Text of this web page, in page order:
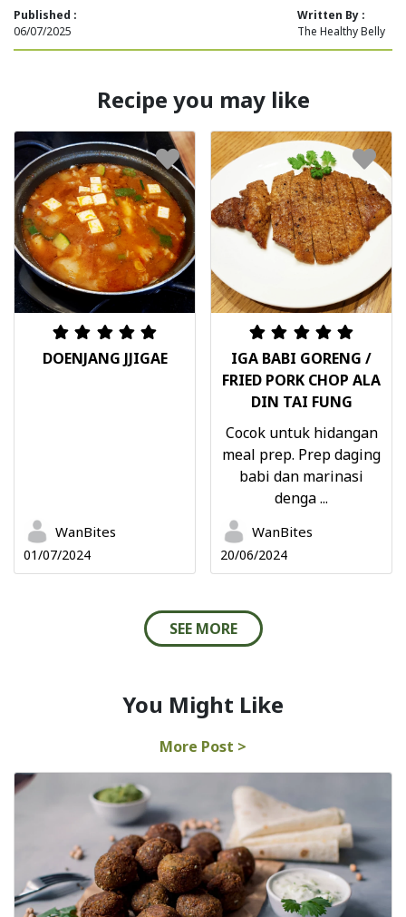
Published :
06/07/2025
Written By :
The Healthy Belly
Recipe you may like
DOENJANG JJIGAE
WanBites
01/07/2024
IGA BABI GORENG /
FRIED PORK CHOP ALA
DIN TAI FUNG
Cocok untuk hidangan
meal prep. Prep daging
babi dan marinasi
denga ...
WanBites
20/06/2024
SEE MORE
You Might Like
More Post >